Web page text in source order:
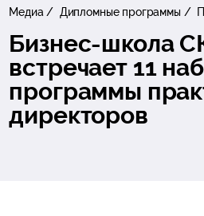
Медиа Дипломные программы
Бизнес-школа
встречает 11
программы
директоров